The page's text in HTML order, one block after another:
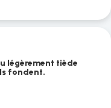
légèrement tiède
fondent.